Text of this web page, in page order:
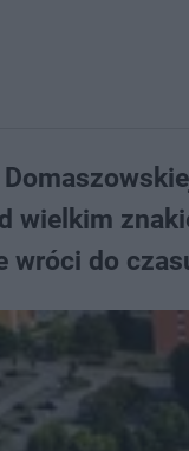
wielkim
wróci do